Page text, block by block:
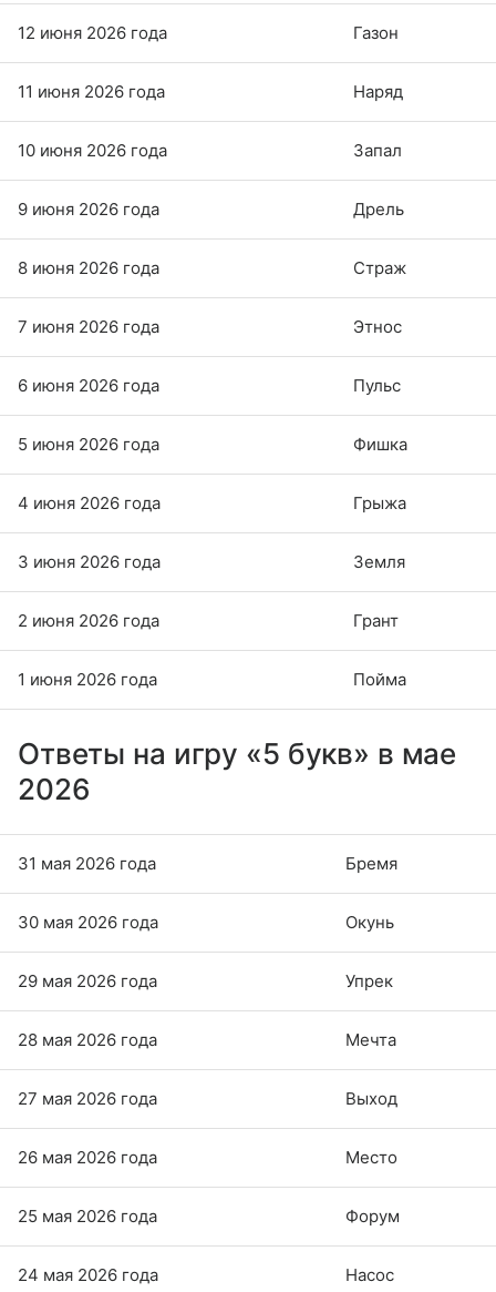
12 июня 2026 года Газон
11 июня 2026 года Наряд
10 июня 2026 года Запал
9 июня 2026 года Дрель
8 июня 2026 года Страж
7 июня 2026 года Этнос
6 июня 2026 года Пульс
5 июня 2026 года Фишка
4 июня 2026 года Грыжа
3 июня 2026 года Земля
2 июня 2026 года Грант
1 июня 2026 года Пойма
Ответы на игру «5 букв» в мае
2026
31 мая 2026 года Бремя
30 мая 2026 года Окунь
29 мая 2026 года Упрек
28 мая 2026 года Мечта
27 мая 2026 года Выход
26 мая 2026 года Место
25 мая 2026 года Форум
24 мая 2026 года Насос